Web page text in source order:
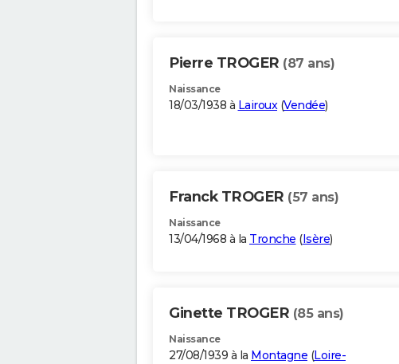
Pierre TROGER (87 ans)
Naissance
18/03/1938 à Lairoux(Vendée)
Franck TROGER (57 ans)
Naissance
13/04/1968 à la Tronche (Isère)
Ginette TROGER (85 ans)
Naissance
27/08/1939 à la Montagne (Loire-